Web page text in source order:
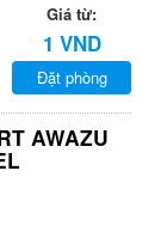
Giá từ:
1 VND
Đặt phòng
AWAZU